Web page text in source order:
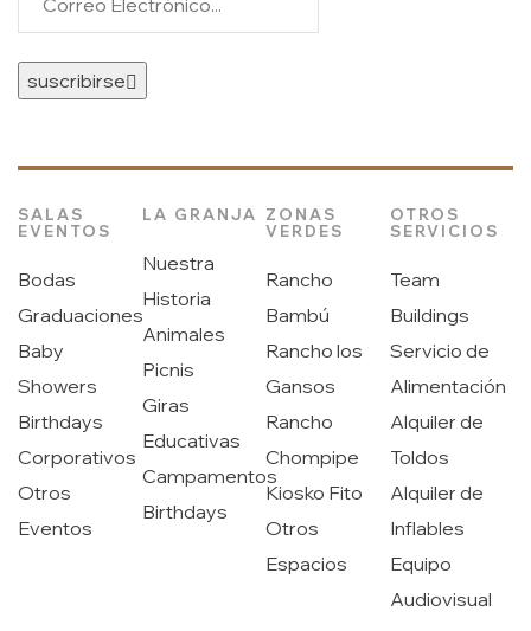
suscribirse
SALAS
EVENTOS
Bodas
Graduaciones
Baby
Showers
Birthdays
Corporativos
Otros
Eventos
LA GRANJA
Nuestra
Historia
Animales
Picnis
Giras
Educativas
Campamentos
Birthdays
ZONAS
VERDES
Rancho
Bambú
Rancho los
Gansos
Rancho
Chompipe
Kiosko Fito
Otros
Espacios
OTROS
SERVICIOS
Team
Buildings
Servicio de
Alimentación
Alquiler de
Toldos
Alquiler de
Inflables
Equipo
Audiovisual